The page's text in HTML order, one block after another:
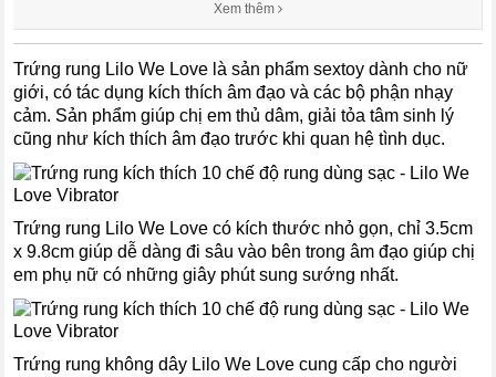
Xem thêm
Trứng rung Lilo We Love là sản phẩm sextoy dành cho nữ
giới, có tác dụng kích thích âm đạo và các bộ phận nhạy
cảm. Sản phẩm giúp chị em thủ dâm, giải tỏa tâm sinh lý
cũng như kích thích âm đạo trước khi quan hệ tình dục.
Trứng rung Lilo We Love có kích thước nhỏ gọn, chỉ 3.5cm
x 9.8cm giúp dễ dàng đi sâu vào bên trong âm đạo giúp chị
em phụ nữ có những giây phút sung sướng nhất.
Trứng rung không dây Lilo We Love cung cấp cho người